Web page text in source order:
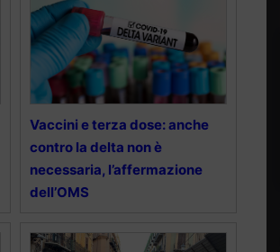
Vaccini e terza dose: anche
contro la delta non è
necessaria, l’affermazione
dell’OMS